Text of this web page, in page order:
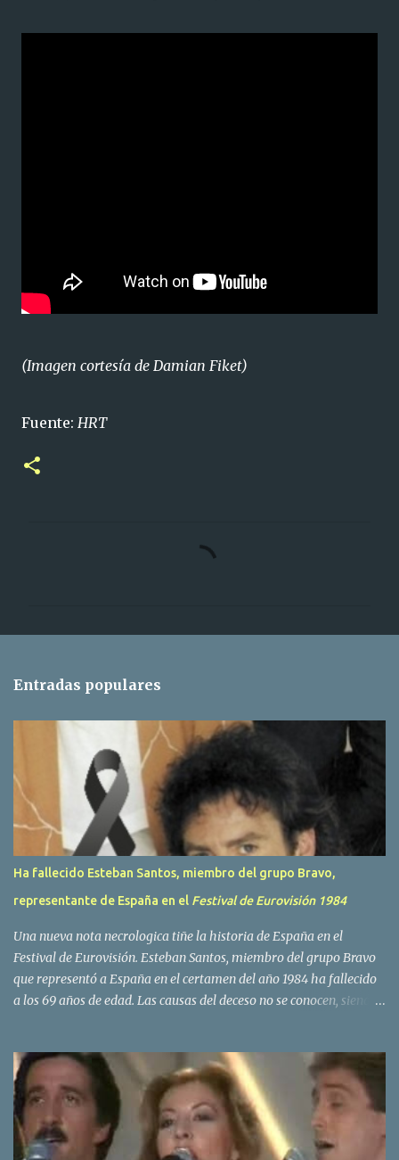
(Imagen cortesía de Damian Fiket)
Fuente: HRT
r
s
Entradas populares
Ha fallecido Esteban Santos, miembro del grupo Bravo,
representante de España en el Festival de Eurovisión 1984
Una nueva nota necrologica tiñe la historia de España en el
Festival de Eurovisión. Esteban Santos, miembro del grupo Bravo
que representó a España en el certamen del año 1984 ha fallecido
a los 69 años de edad. Las causas del deceso no se conocen, siendo
traves de las redes sociales. Nacido en Tolosa en 1951, durante su
epoca universitaria en la carrera de empresariales conoció al
estudiante de medicina Luis Villar, comenzando a actuar
juntos,Santos a la guitarra y Villar al piano, sin atreverse a dar el
salto al mercado profesional. Sin embargo esto cambió gracias a la